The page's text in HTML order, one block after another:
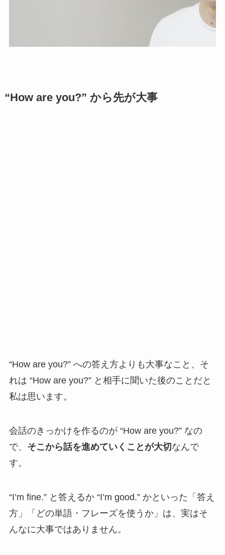
“How are you?” から先が大事
“How are you?” への答え方よりも大事なこと、そ
れは “How are you?” と相手に聞いた後のことだと
私は思います。
会話のきっかけを作るのが “How are you?” なの
で、 そこから話を進めていくことが大切 なんで
す。
“I’m fine.” と答えるか “I’m good.” かといった「答え
方」「どの単語・フレーズを使うか」は、実はそ
んなに大事ではありません。